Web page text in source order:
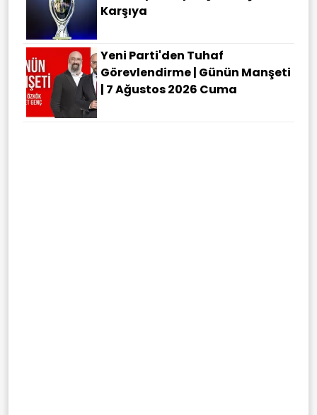
Karşıya
Yeni Parti'den Tuhaf
Görevlendirme | Günün Manşeti
| 7 Ağustos 2026 Cuma